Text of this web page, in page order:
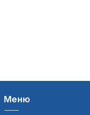
Меню